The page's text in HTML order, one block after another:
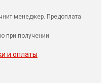
менеджер. Предоплата
при получении
и оплаты